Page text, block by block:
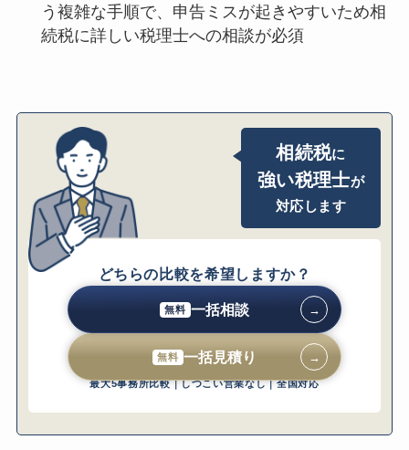
う複雑な手順で、申告ミスが起きやすいため相
続税に詳しい税理士への相談が必須
相続税に
強い税理士が
対応します
どちらの比較を希望しますか？
無料 一括見積り →
無料 一括相談 →
最大5事務所比較｜しつこい営業なし｜全国対応
貸家建付地評価の計算方法
一棟所有マンション vs 区分所有マンション
相続後に売却する場合｜譲渡所得税の計算
賃貸として活用し続ける場合｜所得税・固
定資産税
空き家のまま放置した場合のリスク
マンション相続の申告手続きと注意点
申告期限は10か月｜必要書類チェックリス
相続登記の義務化（2024年4月〜）
未分割申告の活用と小規模宅地特例の関係
マンション相続こそ早めに税理士へ相談すべ
き理由
相談すべき理由｜マンション相続特有の複
相談するメリット｜税負担軽減と申告ミス